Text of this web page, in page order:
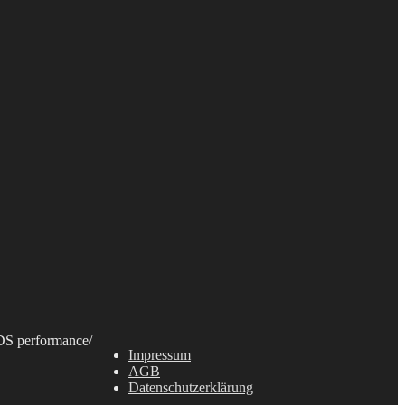
performance/
Impressum
AGB
Datenschutzerklärung